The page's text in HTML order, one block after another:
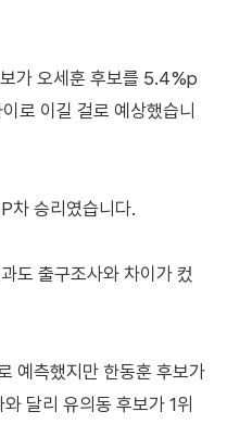
가 오세훈 후보를 5.4%p
로 이길 걸로 예상했습니
차 승리였습니다.
도 출구조사와 차이가 컸
예측했지만 한동훈 후보가
달리 유의동 후보가 1위